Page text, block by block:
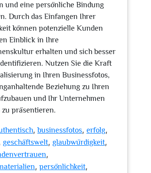
und eine persönliche Bindung
Durch das Einfangen Ihrer
können potenzielle Kunden
Einblick in Ihre
erhalten und sich besser
Nutzen Sie die Kraft
in Ihren Businessfotos,
Beziehung zu Ihren
und Ihr Unternehmen
präsentieren.
,businessfotos, erfolg,
geschäftswelt, glaubwürdigkeit,
,
, persönlichkeit,